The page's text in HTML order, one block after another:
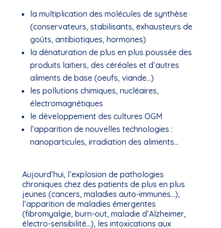
la multiplication des molécules de synthèse
(conservateurs, stabilisants, exhausteurs de
goûts, antibiotiques, hormones)
la dénaturation de plus en plus poussée des
produits laitiers, des céréales et d’autres
aliments de base (oeufs, viande…)
les pollutions chimiques, nucléaires,
électromagnétiques
le développement des cultures OGM
l’apparition de nouvelles technologies :
nanoparticules, irradiation des aliments…
Aujourd’hui, l’explosion de pathologies
chroniques chez des patients de plus en plus
jeunes (cancers, maladies auto-immunes…),
l’apparition de maladies émergentes
(fibromyalgie, burn-out, maladie d’Alzheimer,
électro-sensibilité…), les intoxications aux